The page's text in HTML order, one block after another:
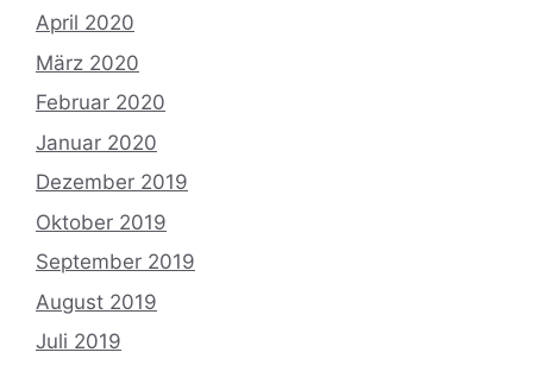
April 2020
März 2020
Februar 2020
Januar 2020
Dezember 2019
Oktober 2019
September 2019
August 2019
Juli 2019